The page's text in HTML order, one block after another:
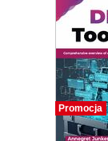
Promocja